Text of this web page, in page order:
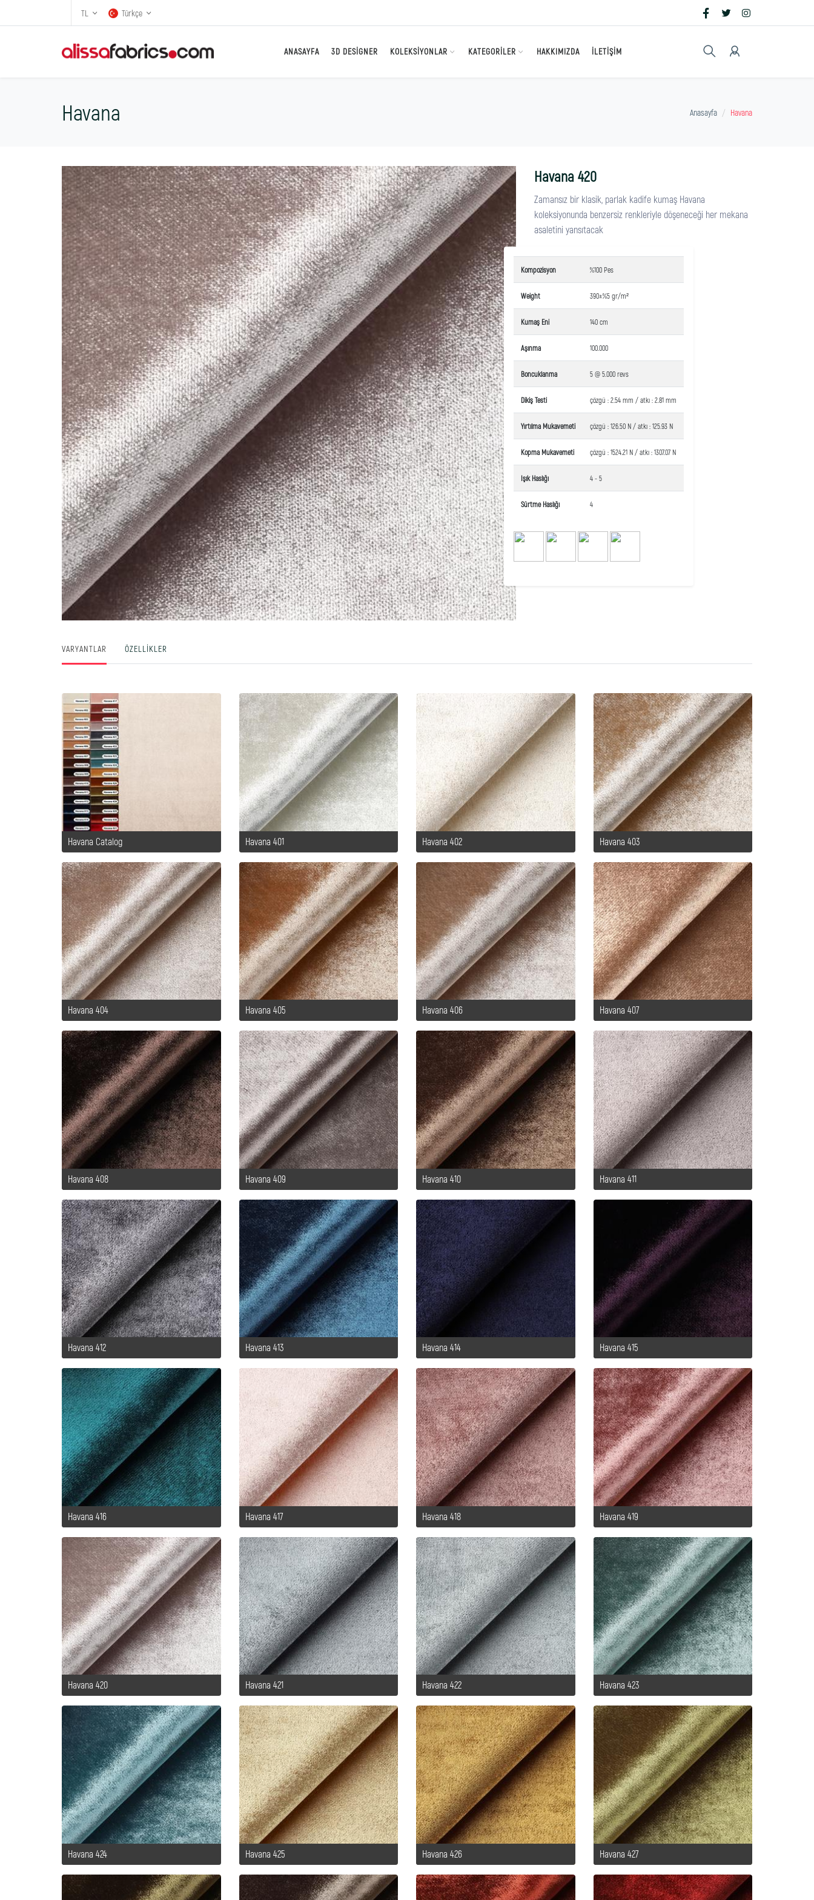
TL Türkçe
ANASAYFA 3D DESIGNER KOLEKSIYONLAR KATEGORILER HAKKIMIZDA İLETIŞIM
Havana Anasayfa Havana
Havana 420
Zamansız bir klasik, parlak kadife kumaş Havana
koleksiyonunda benzersiz renkleriyle döşeneceği her mekana
asaletini yansıtacak
Kompozisyon %100 Pes
Weight 390±%5 gr/m²
Kumaş Eni 140 cm
Aşınma 100.000
Boncuklanma 5 @ 5.000 revs
Dikiş Testi çözgü : 2.54 mm / atkı : 2.81 mm
Yırtılma Mukavemeti çözgü : 126.50 N / atkı : 125.93 N
Kopma Mukavemeti çözgü : 1524.21 N / atkı : 1307.07 N
Işık Haslığı 4 - 5
Sürtme Haslığı 4
VARYANTLAR ÖZELLIKLER
Havana Catalog Havana 401 Havana 402 Havana 403
Havana 404 Havana 405 Havana 406 Havana 407
Havana 408 Havana 409 Havana 410 Havana 411
Havana 412 Havana 413 Havana 414 Havana 415
Havana 416 Havana 417 Havana 418 Havana 419
Havana 420 Havana 421 Havana 422 Havana 423
Havana 424 Havana 425 Havana 426 Havana 427